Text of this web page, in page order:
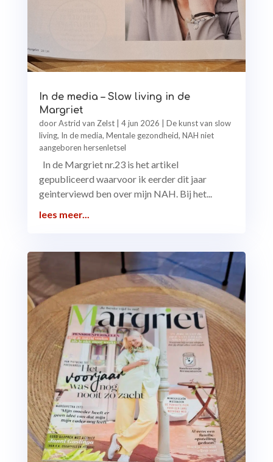
In de media – Slow living in de
Margriet
doorAstrid van Zelst| 4 jun 2026
De kunst van slow
living, In de media, Mentale gezondheid, NAH niet
aangeboren hersenletsel
In de Margriet nr.23 is het artikel
gepubliceerd waarvoor ik eerder dit jaar
geinterviewd ben over mijn NAH. Bij het...
lees meer...